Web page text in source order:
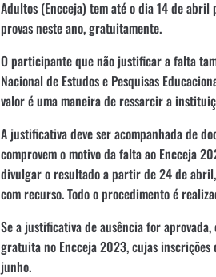
Adultos (Encceja) tem até o dia 14 de
provas neste ano, gratuitamente.
O participante que não justificar a falta
Nacional de Estudos e Pesquisas
valor é uma maneira de ressarcir a
A justificativa deve ser acompanhada de
comprovem o motivo da falta ao Encceja
divulgar o resultado a partir de 24 de
com recurso. Todo o procedimento é
Se a justificativa de ausência for
gratuita no Encceja 2023, cujas inscrições
junho.